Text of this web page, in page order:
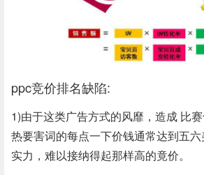
ppc竞价排名缺陷:
1)由于这类广告方式的风靡，造成 比
热要害词的每点一下价钱通常达到五
实力，难以接纳得起那样高的竟价。